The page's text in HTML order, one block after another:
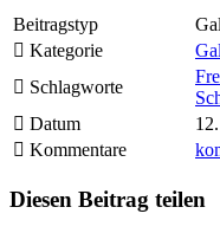
Beitragstyp
Kategorie
Schlagworte
Datum
Kommentare
Diesen Beitrag teilen